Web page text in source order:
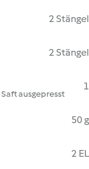
2 Stängel
2 Stängel
ausgepresst
1
50 g
2 EL